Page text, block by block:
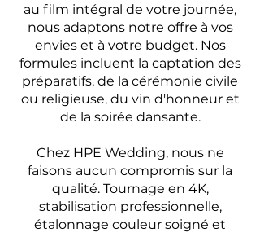
au film intégral de votre journée,
nous adaptons notre offre à vos
envies et à votre budget. Nos
formules incluent la captation des
préparatifs, de la cérémonie civile
ou religieuse, du vin d'honneur et
de la soirée dansante.
Chez HPE Wedding, nous ne
faisons aucun compromis sur la
qualité. Tournage en 4K,
stabilisation professionnelle,
étalonnage couleur soigné et